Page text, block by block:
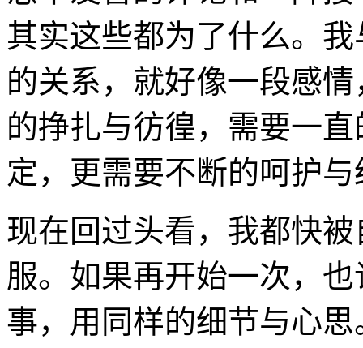
其实这些都为了什么。
的关系，就好像一段感
的挣扎与彷徨，需要一
定，更需要不断的呵护
现在回过头看，我都快
服。如果再开始一次，
事，用同样的细节与心